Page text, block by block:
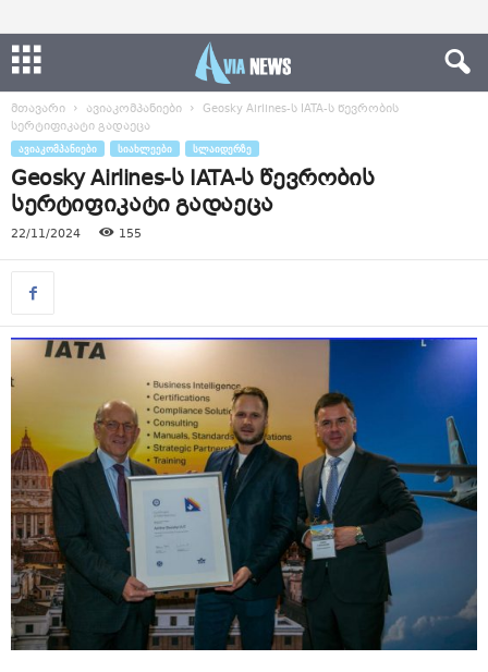
მთავარი ავიაკომპანიები
Geosky Airlines-ს IATA-ს წევრობის
სერტიფიკატი გადაეცა
ᲐᲕᲘᲐᲙᲝᲛᲞᲐᲜᲘᲔᲑᲘ ᲡᲘᲐᲮᲚᲔᲔᲑᲘ ᲡᲚᲐᲘᲓᲔᲠᲖᲔ
Geosky Airlines-ს IATA-ს წევრობის
სერტიფიკატი გადაეცა
22/11/2024 155